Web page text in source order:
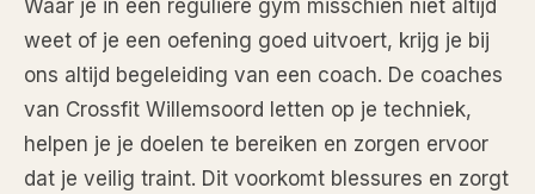
Waar je in een reguliere gym misschien niet altijd
weet of je een oefening goed uitvoert, krijg je bij
ons altijd begeleiding van een coach. De coaches
van Crossfit Willemsoord letten op je techniek,
helpen je je doelen te bereiken en zorgen ervoor
dat je veilig traint. Dit voorkomt blessures en zorgt